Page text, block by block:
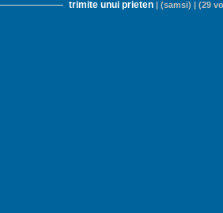
trimite unui prieten | (samsi) | (29